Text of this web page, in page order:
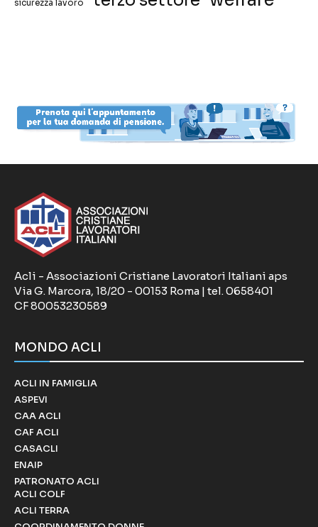
sicurezza lavoro
Acli - Associazioni Cristiane Lavoratori Italiani aps
Via G. Marcora, 18/20 - 00153 Roma | tel. 0658401
CF 80053230589
MONDO ACLI
ACLI IN FAMIGLIA
ASPEVI
CAA ACLI
CAF ACLI
CASACLI
ENAIP
PATRONATO ACLI
ACLI COLF
ACLI TERRA